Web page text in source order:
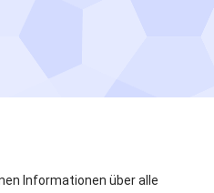
Informationen über alle